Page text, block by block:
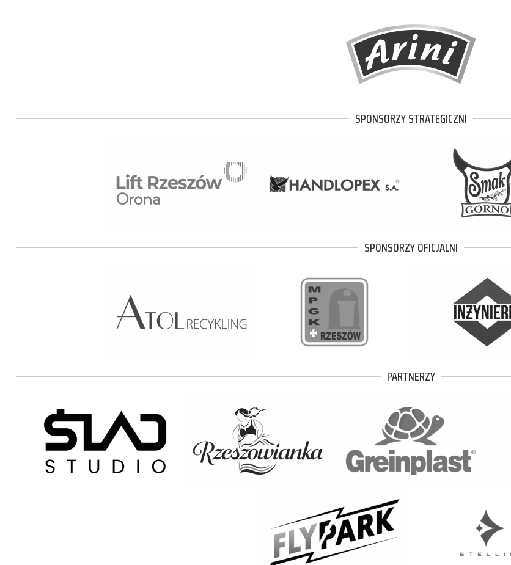
SPONSORZY STRATEGICZNI
SPONSORZY OFICJALNI
PARTNERZY